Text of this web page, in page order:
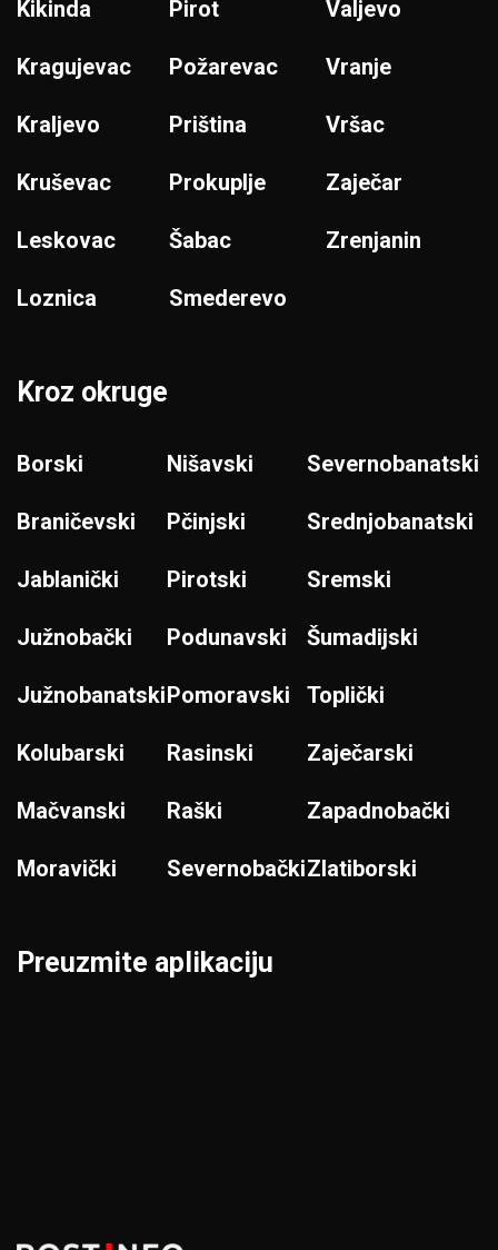
Kikinda
Kragujevac
Kraljevo
Kruševac
Leskovac
Loznica
Pirot
Požarevac
Priština
Prokuplje
Šabac
Smederevo
Valjevo
Vranje
Vršac
Zaječar
Zrenjanin
Kroz okruge
Borski
Braničevski
Jablanički
Južnobački
Južnobanatski
Kolubarski
Mačvanski
Moravički
Nišavski
Pčinjski
Pirotski
Podunavski
Pomoravski
Rasinski
Raški
Severnobački
Severnobanatski
Srednjobanatski
Sremski
Šumadijski
Toplički
Zaječarski
Zapadnobački
Zlatiborski
Preuzmite aplikaciju